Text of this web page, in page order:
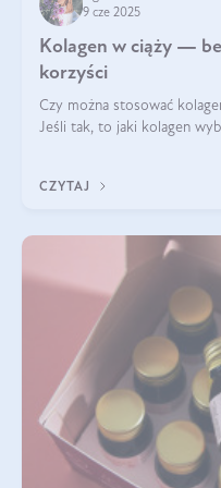
9 cze 2025
Kolagen w ciąży —
korzyści
Czy można stosować
Jeśli tak, to jaki kolagen
CZYTAJ